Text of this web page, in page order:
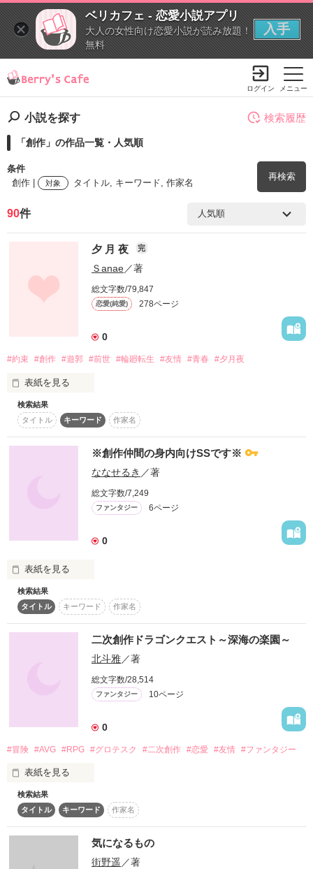
ベリカフェ - 恋愛小説アプリ
大人の女性向け恋愛小説が読み放題！
無料
入手
メニュー
ログイン
小説を探す
「創作」の作品一覧・人気順
条件
創作 |
対象 タイトル, キーワード, 作家名
再検索
検索ワード
全て 完結
コンテスト
スターツ出版小説投稿サイト合同企画「1話からの長編大
賞」ベリーズカフェ会場
動画あり
検索履歴
90件
夕 月 夜 完
Ｓanae／著
総文字数/79,847
恋愛(純愛) 278ページ
0
#約束 #創作 #遊郭 #前世 #輪廻転生 #友情 #青春 #夕月夜
表紙を見る
遥か昔のコトでした。
真っ直ぐ生きたくて
僕らがしたコトは…
子供だったんだ…
また、会おうね。
作品を読む
検索結果
タイトル
キーワード 作家名
※創作仲間の身内向けSSです※
ななせるき ／著
総文字数/7,249
ファンタジー 6ページ
0
表紙を見る
こちらは創作仲間に向けた【身内向け】の作品です。
なので読まれても意味不明な代物となっております。
作品を読む
検索結果
タイトル
キーワード 作家名
二次創作ドラゴンクエスト～深海の楽園～
北斗雅／著
総文字数/28,514
ファンタジー 10ページ
0
#冒険 #AVG #RPG #グロテスク #二次創作 #恋愛 #友情 #ファンタジー
表紙を見る
あの有名RPGの二次創作を書きました！ですが登場人物も町の
名称も全てオリジナルです♪
世界観は壊さずに書いたため、初見の方でも大丈夫です(*´-`)♪
全てが大人なDQをお楽しみください♪
検索結果
タイトル
キーワード 作家名
気になるもの
街野遥／著